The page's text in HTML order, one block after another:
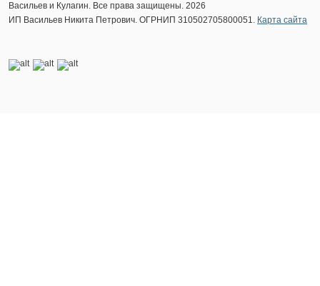
Васильев и Кулагин. Все права защищены. 2026
ИП Васильев Никита Петрович. ОГРНИП 310502705800051. Карта сайта